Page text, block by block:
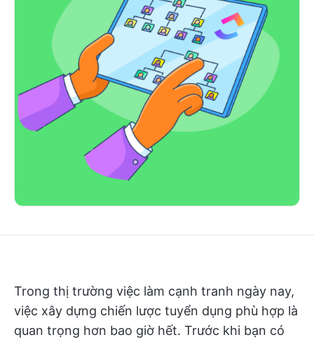
Trong thị trường việc làm cạnh tranh ngày nay,
việc xây dựng chiến lược tuyển dụng phù hợp là
quan trọng hơn bao giờ hết. Trước khi bạn có